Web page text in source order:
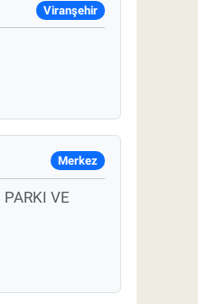
Viranşehir
Merkez
VE